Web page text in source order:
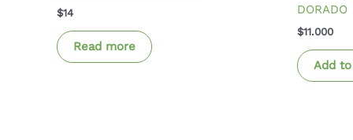
$14
Read more
DORADO
$11.000
Add